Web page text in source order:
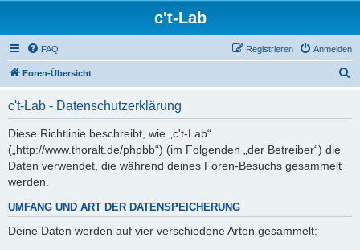
c't-Lab
FAQ Anmelden
Registrieren
Foren-Übersicht
c't-Lab - Datenschutzerklärung
Diese Richtlinie beschreibt, wie „c't-Lab“
(„http://www.thoralt.de/phpbb“) (im Folgenden „der Betreiber“) die
Daten verwendet, die während deines Foren-Besuchs gesammelt
werden.
UMFANG UND ART DER DATENSPEICHERUNG
Deine Daten werden auf vier verschiedene Arten gesammelt: